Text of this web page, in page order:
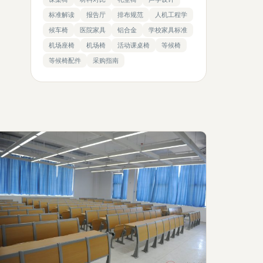
标准解读 报告厅 排布规范 人机工程学
候车椅 医院家具 铝合金 学校家具标准
机场座椅 机场椅 活动课桌椅 等候椅
等候椅配件 采购指南